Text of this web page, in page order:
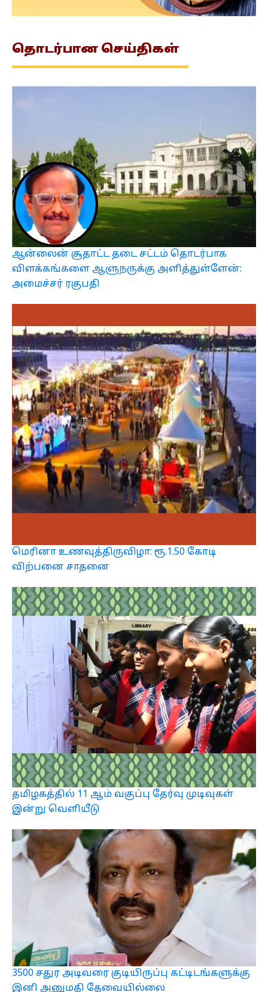
தொடர்பான செய்திகள்
ஆன்லைன் சூதாட்ட தடை சட்டம் தொடர்பாக
விளக்கங்களை ஆளுநருக்கு அளித்துள்ளேன்:
அமைச்சர் ரகுபதி
மெரினா உணவுத்திருவிழா: ரூ.1.50 கோடி
விற்பனை சாதனை
தமிழகத்தில் 11 ஆம் வகுப்பு தேர்வு முடிவுகள்
இன்று வெளியீடு
3500 சதுர அடிவரை குடியிருப்பு கட்டிடங்களுக்கு
இனி அனுமதி தேவையில்லை